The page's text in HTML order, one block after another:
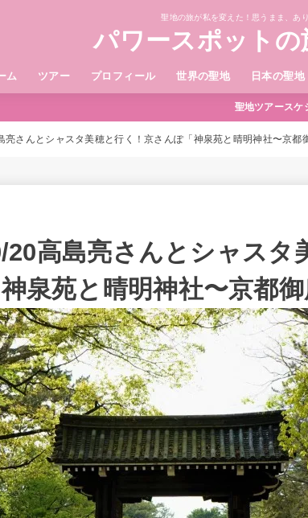
聖地の旅が私を変えた！思うまま、あ
パワースポット
ム ツアー プロフィール 世界の聖地 日本の聖地
聖地ツアースケ
亮さんとシャスタ美穂と行く！京さんぽ「神泉苑と晴明神社〜京都
高島亮さんとシャスタ
泉苑と晴明神社〜京都御